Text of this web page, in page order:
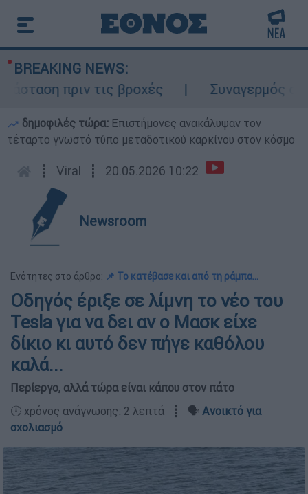
BREAKING NEWS:
πριν τις βροχές
Συναγερμός στον
δημοφιλές τώρα: Επιστήμονες ανακάλυψαν τον
τέταρτο γνωστό τύπο μεταδοτικού καρκίνου στον κόσμο
┋ Viral ┋ 20.05.2026 10:22
Newsroom
Ενότητες στο άρθρο: 📌 Το κατέβασε και από τη ράμπα...
Οδηγός έριξε σε λίμνη το νέο του
Tesla για να δει αν ο Μασκ είχε
δίκιο κι αυτό δεν πήγε καθόλου
καλά...
Περίεργο, αλλά τώρα είναι κάπου στον πάτο
🕛 χρόνος ανάγνωσης: 2 λεπτά ┋ 🗣️ Ανοικτό για
σχολιασμό